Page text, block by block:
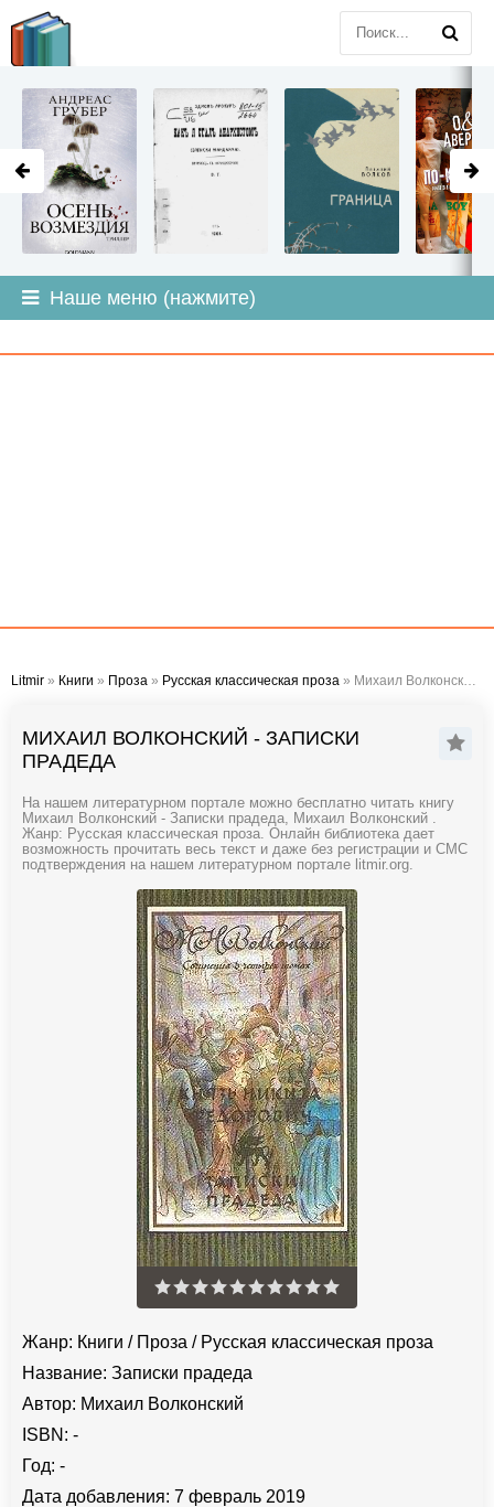
Наше меню (нажмите)
Litmir » Книги » Проза » Русская классическая проза » Михаил Волконский - Записки прадеда
МИХАИЛ ВОЛКОНСКИЙ - ЗАПИСКИ
ПРАДЕДА
На нашем литературном портале можно бесплатно читать книгу
Михаил Волконский - Записки прадеда, Михаил Волконский .
Жанр: Русская классическая проза. Онлайн библиотека дает
возможность прочитать весь текст и даже без регистрации и СМС
подтверждения на нашем литературном портале litmir.org.
Жанр: Книги / Проза / Русская классическая проза
Название: Записки прадеда
Автор: Михаил Волконский
ISBN: -
Год: -
Дата добавления: 7 февраль 2019
LITMIR.ORG